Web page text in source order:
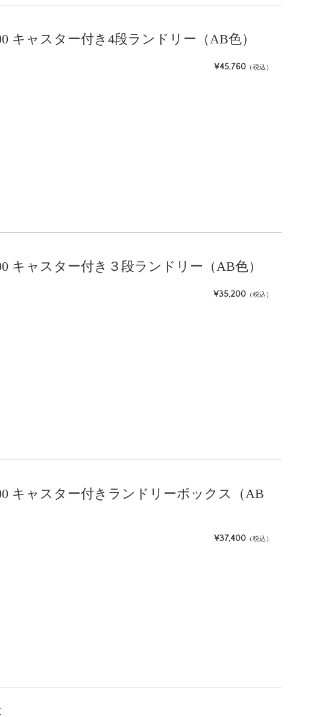
キャスター付き4段ランドリー（AB色）
¥45,760 （税込）
キャスター付き３段ランドリー（AB色）
¥35,200 （税込）
キャスター付きランドリーボックス（AB
¥37,400 （税込）